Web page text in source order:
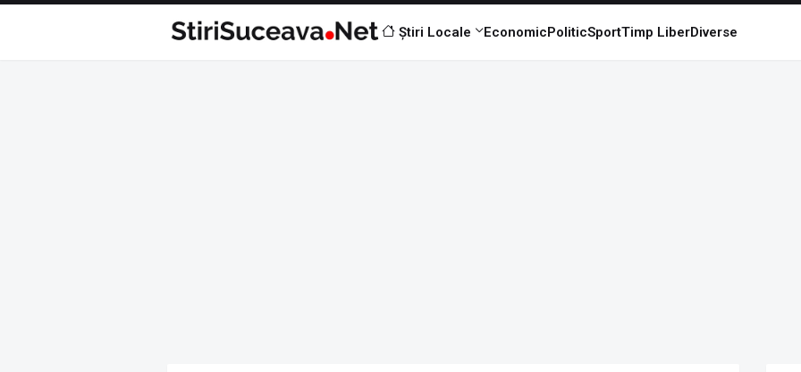
Știri Locale EconomicPoliticSportTimp LiberDiverse